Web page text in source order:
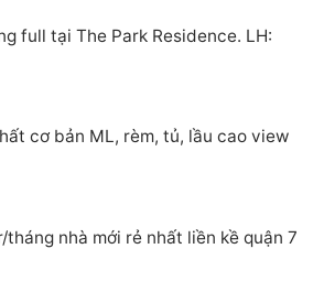
full tại The Park Residence. LH:
cơ bản ML, rèm, tủ, lầu cao view
tháng nhà mới rẻ nhất liền kề quận 7